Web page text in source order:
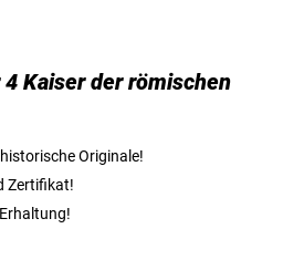
Kaiser der römischen
Originale!
Zertifikat!